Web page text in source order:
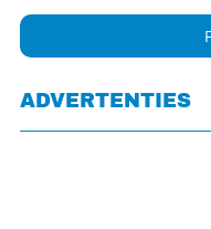
ADVERTENTIES